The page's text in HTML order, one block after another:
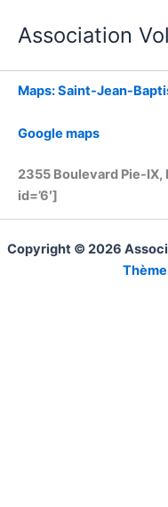
Association
Maps: Saint-Jean-
Google maps
2355 Boulevard Pie-IX,
id=’6′]
Copyright © 2026